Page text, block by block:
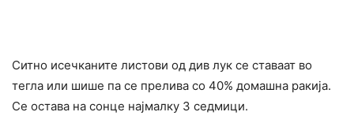
Ситно исечканите листови од див лук се ставаат во
тегла или шише па се прелива со 40% домашна ракија.
Се остава на сонце најмалку 3 седмици.